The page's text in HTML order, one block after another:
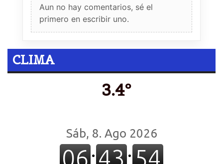
Aun no hay comentarios, sé el
primero en escribir uno.
CLIMA
3.4º